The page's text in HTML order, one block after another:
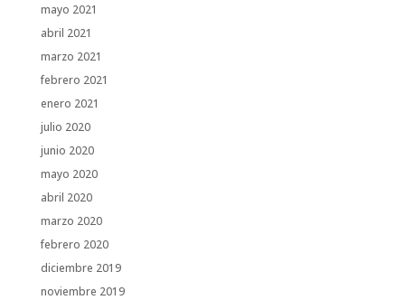
mayo 2021
abril 2021
marzo 2021
febrero 2021
enero 2021
julio 2020
junio 2020
mayo 2020
abril 2020
marzo 2020
febrero 2020
diciembre 2019
noviembre 2019